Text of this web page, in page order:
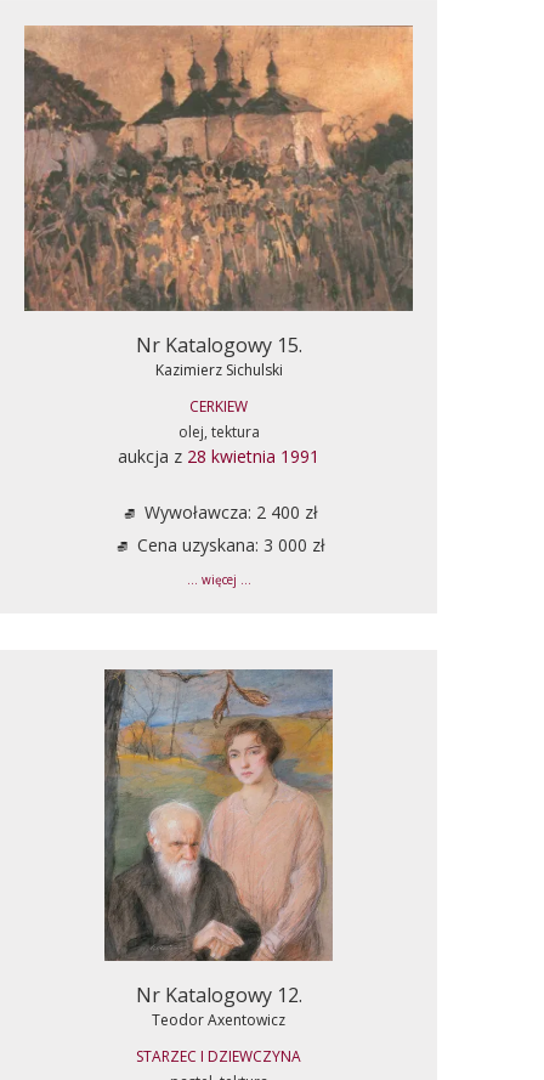
Nr Katalogowy 15.
Kazimierz Sichulski
CERKIEW
olej, tektura
aukcja z 28 kwietnia 1991
Wywoławcza: 2 400 zł
Cena uzyskana: 3 000 zł
... więcej ...
Nr Katalogowy 12.
Teodor Axentowicz
STARZEC I DZIEWCZYNA